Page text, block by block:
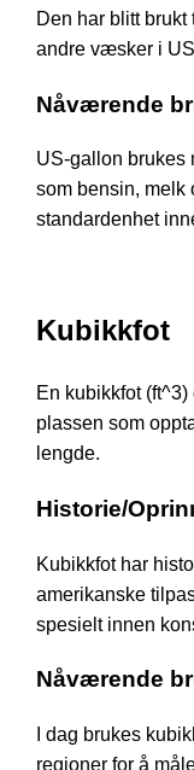
Den har blitt
andre væsker i
Nåværende
US-gallon brukes
som bensin, melk
standardenhet
Kubikkfot
En kubikkfot
plassen som
lengde.
Historie/
Kubikkfot har
amerikanske
spesielt innen
Nåværende
I dag brukes
regioner for å